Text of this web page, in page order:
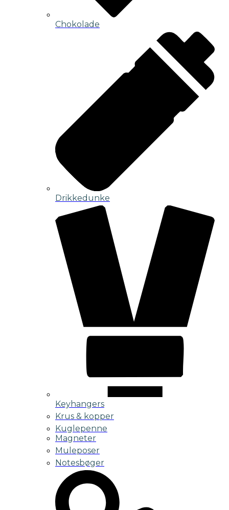
Chokolade
Drikkedunke
Keyhangers
Krus & kopper
Kuglepenne
Magneter
Muleposer
Notesbøger